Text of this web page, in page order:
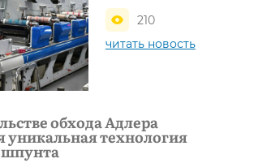
210
читать новость
обхода Адлера
уникальная технология